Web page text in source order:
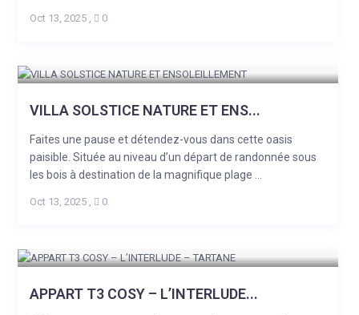
Oct 13, 2025, 0
VILLA SOLSTICE NATURE ET ENS...
Faites une pause et détendez-vous dans cette oasis
paisible. Située au niveau d’un départ de randonnée sous
les bois à destination de la magnifique plage ...
Oct 13, 2025, 0
APPART T3 COSY – L’INTERLUDE...